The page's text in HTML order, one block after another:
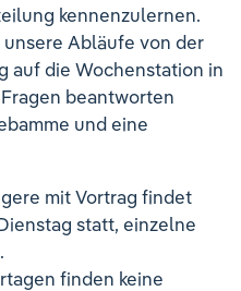
Veranstaltungen
kennenzulernen.
Abläufe von der
auf die Wochenstation in
beantworten
und eine
mit Vortrag findet
statt, einzelne
finden keine